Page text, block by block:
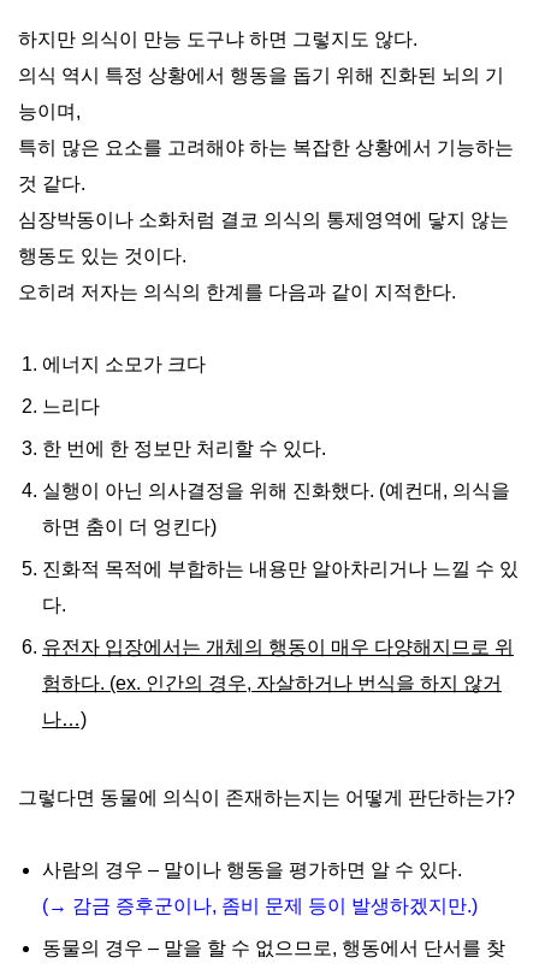
하지만 의식이 만능 도구냐 하면 그렇지도 않다.
의식 역시 특정 상황에서 행동을 돕기 위해 진화된 뇌의 기
능이며,
특히 많은 요소를 고려해야 하는 복잡한 상황에서 기능하는
것 같다.
심장박동이나 소화처럼 결코 의식의 통제영역에 닿지 않는
행동도 있는 것이다.
오히려 저자는 의식의 한계를 다음과 같이 지적한다.
에너지 소모가 크다
느리다
한 번에 한 정보만 처리할 수 있다.
실행이 아닌 의사결정을 위해 진화했다. (예컨대, 의식을
하면 춤이 더 엉킨다)
진화적 목적에 부합하는 내용만 알아차리거나 느낄 수 있
다.
유전자 입장에서는 개체의 행동이 매우 다양해지므로 위
험하다. (ex. 인간의 경우, 자살하거나 번식을 하지 않거
나…)
그렇다면 동물에 의식이 존재하는지는 어떻게 판단하는가?
사람의 경우 – 말이나 행동을 평가하면 알 수 있다.
(→ 감금 증후군이나, 좀비 문제 등이 발생하겠지만.)
동물의 경우 – 말을 할 수 없으므로, 행동에서 단서를 찾